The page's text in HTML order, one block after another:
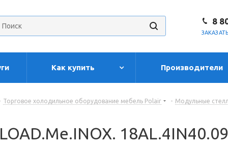
8
Как купить Производители
Торговое холодильное оборудование мебель Polair - Модульные